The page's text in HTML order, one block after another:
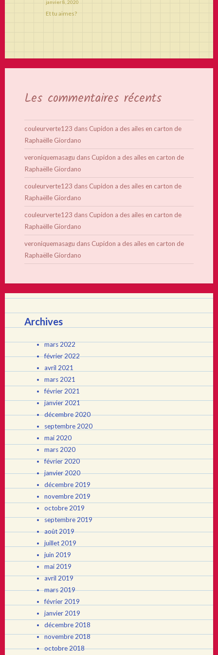
janvier 8, 2020
Et tu aimes?
Les commentaires récents
couleurverte123 dans Cupidon a des ailes en carton de
Raphaëlle Giordano
veroniquemasagu dans Cupidon a des ailes en carton de
Raphaëlle Giordano
couleurverte123 dans Cupidon a des ailes en carton de
Raphaëlle Giordano
couleurverte123 dans Cupidon a des ailes en carton de
Raphaëlle Giordano
veroniquemasagu dans Cupidon a des ailes en carton de
Raphaëlle Giordano
Archives
mars 2022
février 2022
avril 2021
mars 2021
février 2021
janvier 2021
décembre 2020
septembre 2020
mai 2020
mars 2020
février 2020
janvier 2020
décembre 2019
novembre 2019
octobre 2019
septembre 2019
août 2019
juillet 2019
juin 2019
mai 2019
avril 2019
mars 2019
février 2019
janvier 2019
décembre 2018
novembre 2018
octobre 2018